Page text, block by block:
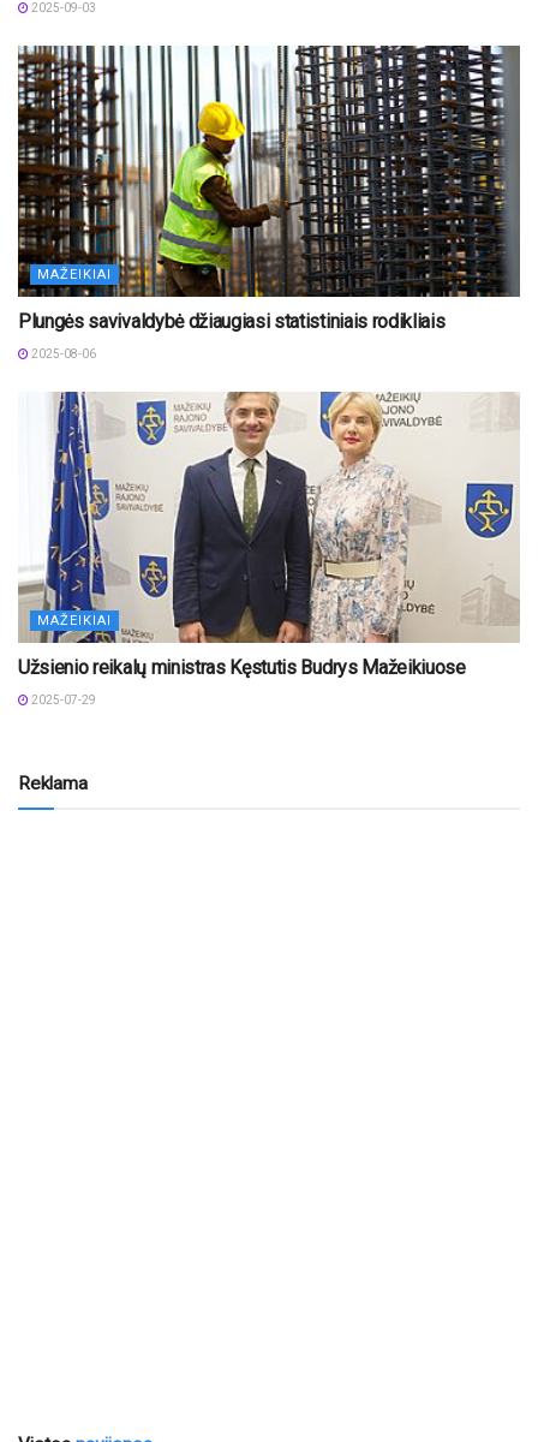
2025-09-03
MAŽEIKIAI
Plungės savivaldybė džiaugiasi statistiniais rodikliais
2025-08-06
MAŽEIKIAI
Užsienio reikalų ministras Kęstutis Budrys Mažeikiuose
2025-07-29
Reklama